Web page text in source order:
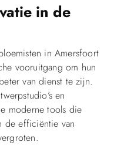
in de
in Amersfoort
vooruitgang om hun
van dienst te zijn.
en
moderne tools die
de efficiëntie van